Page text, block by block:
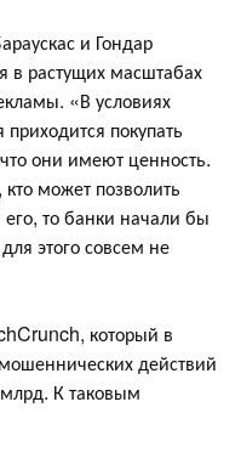
и Гондар
в растущих масштабах
«В условиях
приходится покупать
они имеют ценность.
может позволить
то банки начали бы
этого совсем не
который в
действий
К таковым